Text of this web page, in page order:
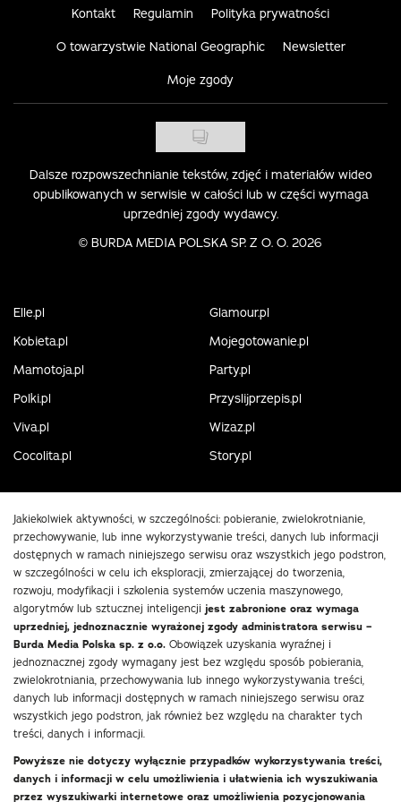
Kontakt Regulamin Polityka prywatności
O towarzystwie National Geographic Newsletter
Moje zgody
Dalsze rozpowszechnianie tekstów, zdjęć i materiałów wideo
opublikowanych w serwisie w całości lub w części wymaga
uprzedniej zgody wydawcy.
© BURDA MEDIA POLSKA SP. Z O. O. 2026
Elle.pl
Glamour.pl
Kobieta.pl
Mojegotowanie.pl
Mamotoja.pl
Party.pl
Polki.pl
Przyslijprzepis.pl
Viva.pl
Wizaz.pl
Cocolita.pl
Story.pl
Jakiekolwiek aktywności, w szczególności: pobieranie, zwielokrotnianie,
przechowywanie, lub inne wykorzystywanie treści, danych lub informacji
dostępnych w ramach niniejszego serwisu oraz wszystkich jego podstron,
w szczególności w celu ich eksploracji, zmierzającej do tworzenia,
rozwoju, modyfikacji i szkolenia systemów uczenia maszynowego,
algorytmów lub sztucznej inteligencji jest zabronione oraz wymaga
uprzedniej, jednoznacznie wyrażonej zgody administratora serwisu –
Burda Media Polska sp. z o.o. Obowiązek uzyskania wyraźnej i
jednoznacznej zgody wymagany jest bez względu sposób pobierania,
zwielokrotniania, przechowywania lub innego wykorzystywania treści,
danych lub informacji dostępnych w ramach niniejszego serwisu oraz
wszystkich jego podstron, jak również bez względu na charakter tych
treści, danych i informacji.
Powyższe nie dotyczy wyłącznie przypadków wykorzystywania treści,
danych i informacji w celu umożliwienia i ułatwienia ich wyszukiwania
przez wyszukiwarki internetowe oraz umożliwienia pozycjonowania